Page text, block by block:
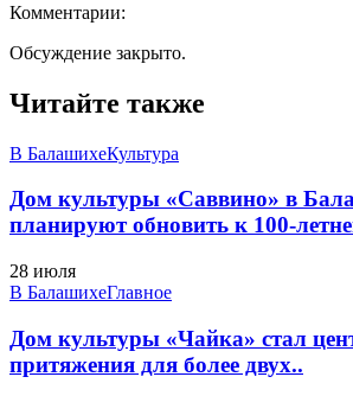
Комментарии:
Обсуждение закрыто.
Читайте также
В БалашихеКультура
Дом культуры «Саввино» в
планируют обновить к 100-
28 июля
В БалашихеГлавное
Дом культуры «Чайка» стал
притяжения для более двух..